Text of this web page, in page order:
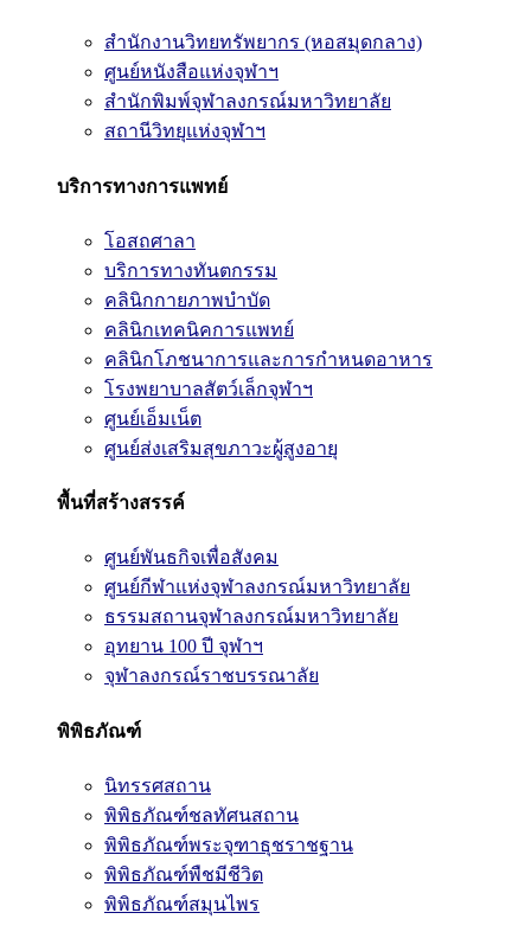
สำนักงานวิทยทรัพยากร (หอสมุดกลาง)
ศูนย์หนังสือแห่งจุฬาฯ
สำนักพิมพ์จุฬาลงกรณ์มหาวิทยาลัย
สถานีวิทยุแห่งจุฬาฯ
บริการทางการแพทย์
โอสถศาลา
บริการทางทันตกรรม
คลินิกกายภาพบำบัด
คลินิกเทคนิคการแพทย์
คลินิกโภชนาการและการกำหนดอาหาร
โรงพยาบาลสัตว์เล็กจุฬาฯ
ศูนย์เอ็มเน็ต
ศูนย์ส่งเสริมสุขภาวะผู้สูงอายุ
พื้นที่สร้างสรรค์
ศูนย์พันธกิจเพื่อสังคม
ศูนย์กีฬาแห่งจุฬาลงกรณ์มหาวิทยาลัย
ธรรมสถานจุฬาลงกรณ์มหาวิทยาลัย
อุทยาน 100 ปี จุฬาฯ
จุฬาลงกรณ์ราชบรรณาลัย
พิพิธภัณฑ์
นิทรรศสถาน
พิพิธภัณฑ์ชลทัศนสถาน
พิพิธภัณฑ์พระจุฑาธุชราชฐาน
พิพิธภัณฑ์พืชมีชีวิต
พิพิธภัณฑ์สมุนไพร